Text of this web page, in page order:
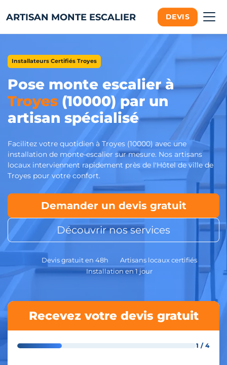
ARTISAN MONTE ESCALIER DEVIS
Installateurs Certifiés Troyes
Pose monte escalier à
Troyes (10000) par un
artisan spécialisé
Facilitez votre quotidien à Troyes (10000) avec une
installation de monte-escalier sur mesure. Nos artisans
locaux interviennent rapidement près de l'Hôtel de ville de
Troyes pour votre confort.
Demander un devis gratuit
Découvrir nos services
Devis gratuit en 48h
Artisans locaux certifiés
Installation en 1 jour
Recevez votre devis gratuit
1 / 4